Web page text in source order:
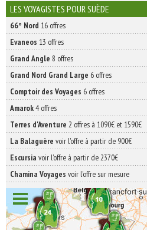
INSCRIVEZ-VOUS | ABONNEZ-VOUS
LES VOYAGISTES POUR SUÈDE
66° Nord 16 offres
Evaneos 13 offres
Grand Angle 8 offres
Grand Nord Grand Large 6 offres
Comptoir des Voyages 6 offres
Amarok4 offres
Terres d'Aventure 2 offres à 1090€ et 1590€
La Balaguère voir l'offre à partir de 900€
Escursia voir l'offre à partir de 2370€
Chamina Voyages voir l'offre sur mesure